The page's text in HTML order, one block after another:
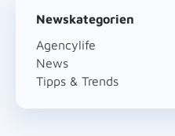
Newskategorien
Agencylife
News
Tipps & Trends